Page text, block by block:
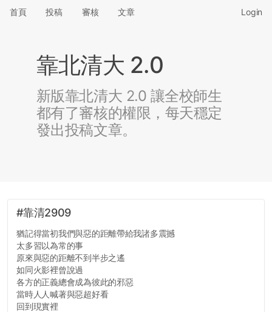
首頁 投稿 審核 文章 Login
靠北清大 2.0
新版靠北清大 2.0 讓全校師生
都有了審核的權限，每天穩定
發出投稿文章。
#靠清2909
猶記得當初我們與惡的距離帶給我諸多震撼
太多習以為常的事
原來與惡的距離不到半步之遙
如同火影裡曾說過
各方的正義總會成為彼此的邪惡
當時人人喊著與惡超好看
回到現實裡